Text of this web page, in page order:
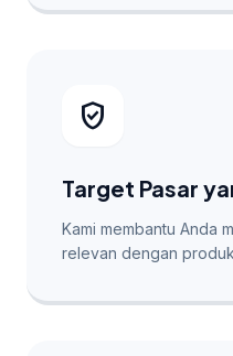
verified_user
Target Pasar
Kami membantu Anda
relevan dengan